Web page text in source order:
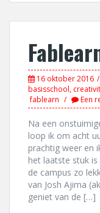
16 oktober 2016
basisschool,
fablearn
Een
Na een
loop ik om acht
prachtig weer en
het laatste stuk
de campus zo
van Josh Ajima
geniet van de […]